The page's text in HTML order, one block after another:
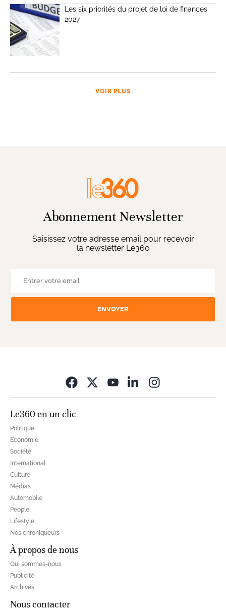
Les six priorités du projet de loi de finances
2027
VOIR PLUS
Abonnement Newsletter
Saisissez votre adresse email pour recevoir
la newsletter Le360
ENVOYER
Le360 en un clic
Politique
Economie
Société
International
Culture
Médias
Automobile
People
Lifestyle
Nos chroniqueurs
À propos de nous
Qui sommes-nous
Publicité
Archives
Nous contacter